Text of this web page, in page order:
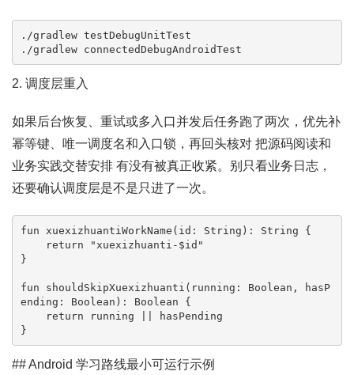
./gradlew testDebugUnitTest
./gradlew connectedDebugAndroidTest
2. 调度层重入
如果后台恢复、重试或多入口并发后任务跑了两次，优先补
幂等键、唯一调度名和入口锁，再回头核对 把源码阅读和
业务实践交替安排 有没有被真正收紧。别只看业务日志，
还要确认调度层是不是只进了一次。
fun xuexizhuantiWorkName(id: String): String {
}
fun shouldSkipXuexizhuanti(running: Boolean, hasP
ending: Boolean): Boolean {
}
## Android 学习路线最小可运行示例